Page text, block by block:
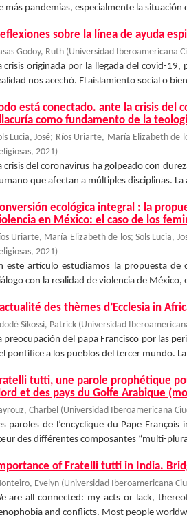
más pandemias, especialmente la
sobre la línea de ayuda
Godoy, Ruth (Universidad Iberoamericana
crisis originada por la llegada del covid-
nos acechó. El aislamiento social o
está conectado. ante la crisis del
como fundamento de la
Lucia, José; Ríos Uriarte, María Elizabeth de
, 2021)
crisis del coronavirus ha golpeado con
que afectan a múltiples disciplinas.
ecológica integral : la
en México: el caso de los
Uriarte, María Elizabeth de los; Sols Lucia,
, 2021)
este artículo estudiamos la propuesta de
con la realidad de violencia de
des thèmes d’Ecclesia in
Sikossi, Patrick (Universidad
preocupación del papa Francisco por las
pontífice a los pueblos del tercer mundo.
tutti, une parole prophétique
et des pays du Golfe Arabique
Charbel (Universidad Iberoamericana
paroles de l’encyclique du Pape
des différentes composantes “multi-
of Fratelli tutti in India.
Evelyn (Universidad Iberoamericana
are all connected: my acts or lack,
and conflicts. Most people